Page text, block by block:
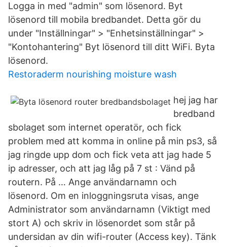
Logga in med "admin" som lösenord. Byt
lösenord till mobila bredbandet. Detta gör du
under "Inställningar" > "Enhetsinställningar" >
"Kontohantering" Byt lösenord till ditt WiFi. Byta
lösenord.
Restoraderm nourishing moisture wash
hej jag har
bredband
sbolaget som internet operatör, och fick
problem med att komma in online på min ps3, så
jag ringde upp dom och fick veta att jag hade 5
ip adresser, och att jag låg på 7 st : Vänd på
routern. På … Ange användarnamn och
lösenord. Om en inloggningsruta visas, ange
Administrator som användarnamn (Viktigt med
stort A) och skriv in lösenordet som står på
undersidan av din wifi-router (Access key). Tänk